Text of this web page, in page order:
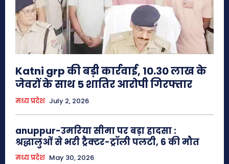
Katni grp की बड़ी कार्रवाई, 10.30 लाख के
जेवरों के साथ 5 शातिर आरोपी गिरफ्तार
मध्य प्रदेश July 2, 2026
anuppur-उमरिया सीमा पर बड़ा हादसा :
श्रद्धालुओं से भरी ट्रैक्टर-ट्रॉली पलटी, 6 की मौत
मध्य प्रदेश May 30, 2026